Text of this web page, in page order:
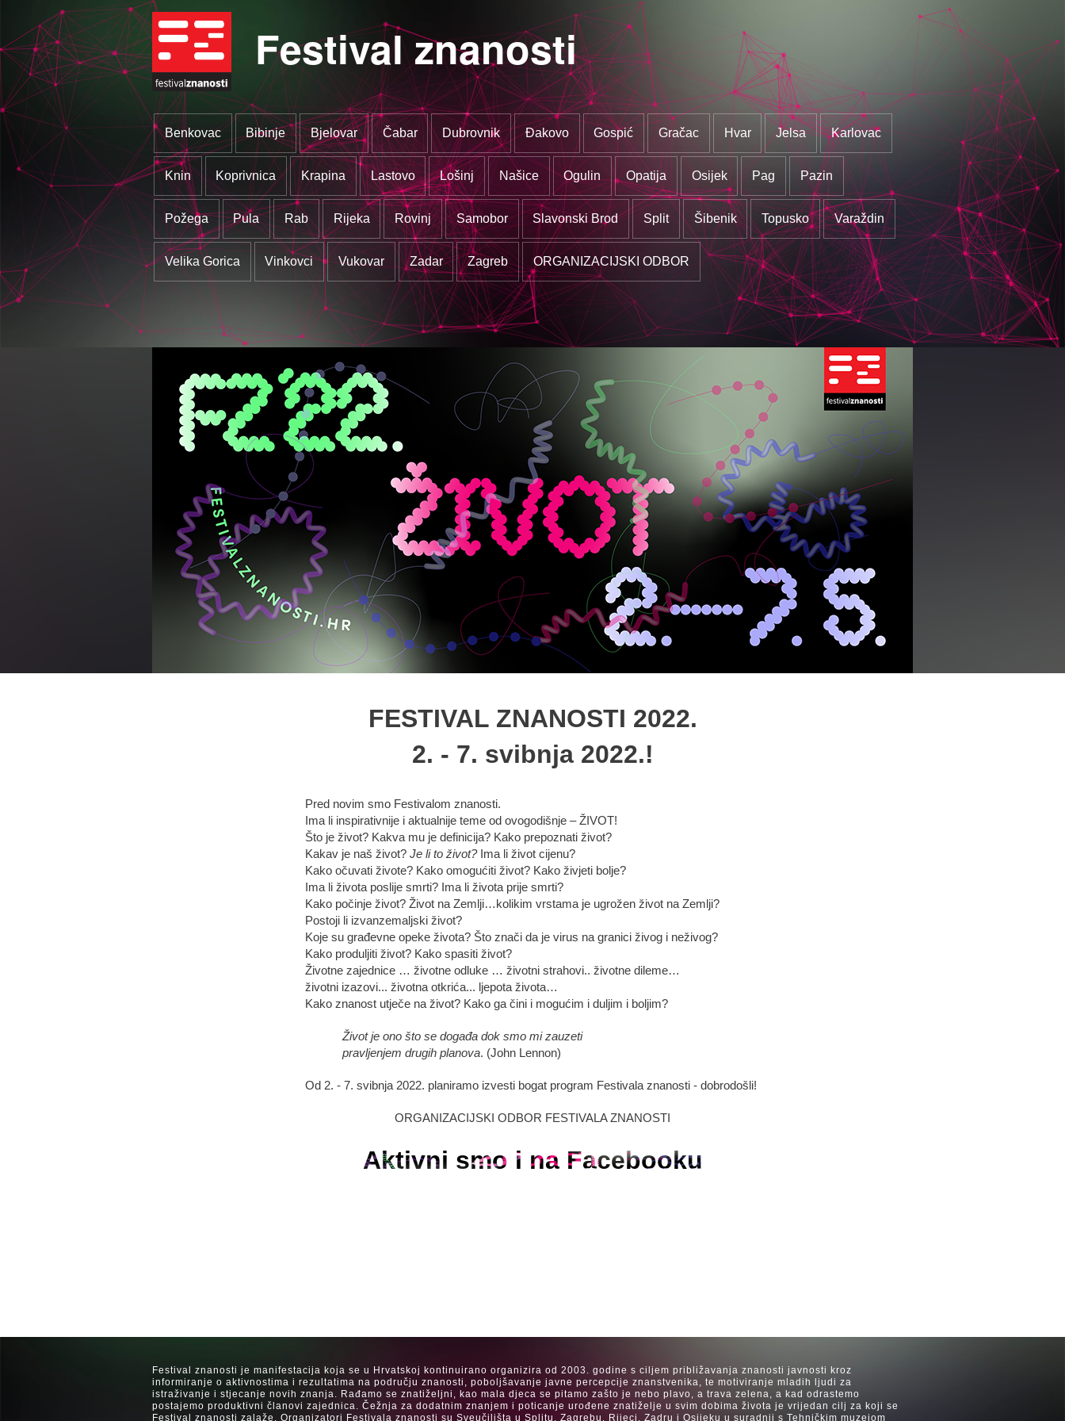
Festival znanosti
Benkovac Bibinje Bjelovar Čabar Dubrovnik Đakovo Gospić Gračac Hvar Jelsa Karlovac
Knin Koprivnica Krapina Lastovo Lošinj Našice Ogulin Opatija Osijek Pag Pazin
Požega Pula Rab Rijeka Rovinj Samobor Slavonski Brod Split Šibenik Topusko Varaždin
Velika Gorica Vinkovci Vukovar Zadar Zagreb ORGANIZACIJSKI ODBOR
FESTIVAL ZNANOSTI 2022.
2. - 7. svibnja 2022.!
Pred novim smo Festivalom znanosti.
Ima li inspirativnije i aktualnije teme od ovogodišnje – ŽIVOT!
Što je život? Kakva mu je definicija? Kako prepoznati život?
Kakav je naš život? Je li to život?Ima li život cijenu?
Kako očuvati živote? Kako omogućiti život? Kako živjeti bolje?
Ima li života poslije smrti? Ima li života prije smrti?
Kako počinje život? Život na Zemlji…kolikim vrstama je ugrožen život na Zemlji?
Postoji li izvanzemaljski život?
Koje su građevne opeke života? Što znači da je virus na granici živog i neživog?
Kako produljiti život? Kako spasiti život?
Životne zajednice … životne odluke … životni strahovi.. životne dileme…
životni izazovi... životna otkrića... ljepota života…
Kako znanost utječe na život? Kako ga čini i mogućim i duljim i boljim?
Život je ono što se događa dok smo mi zauzeti
pravljenjem drugih planova. (John Lennon)
Od 2. - 7. svibnja 2022. planiramo izvesti bogat program Festivala znanosti - dobrodošli!
ORGANIZACIJSKI ODBOR FESTIVALA ZNANOSTI
Aktivni smo i na Facebooku
Festival znanosti je manifestacija koja se u Hrvatskoj kontinuirano organizira od 2003. godine s ciljem približavanja znanosti javnosti kroz
informiranje o aktivnostima i rezultatima na području znanosti, poboljšavanje javne percepcije znanstvenika, te motiviranje mladih ljudi za
istraživanje i stjecanje novih znanja. Rađamo se znatiželjni, kao mala djeca se pitamo zašto je nebo plavo, a trava zelena, a kad odrastemo
postajemo produktivni članovi zajednica. Čežnja za dodatnim znanjem i poticanje urođene znatiželje u svim dobima života je vrijedan cilj za koji se
Festival znanosti zalaže. Organizatori Festivala znanosti su Sveučilišta u Splitu, Zagrebu, Rijeci, Zadru i Osijeku u suradnji s Tehničkim muzejom